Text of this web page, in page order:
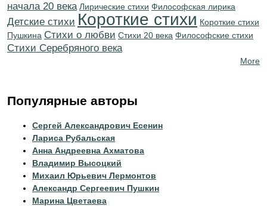
начала 20 века Лирические стихи Философская лирика
Детские стихи Короткие стихи Короткие стихи
Пушкина Стихи о любви Стихи 20 века Философские стихи
Cтихи Серебряного века
More
Популярные авторы
Сергей Александрович Есенин
Лариса Рубальская
Анна Андреевна Ахматова
Владимир Высоцкий
Михаил Юрьевич Лермонтов
Александр Сергеевич Пушкин
Марина Цветаева